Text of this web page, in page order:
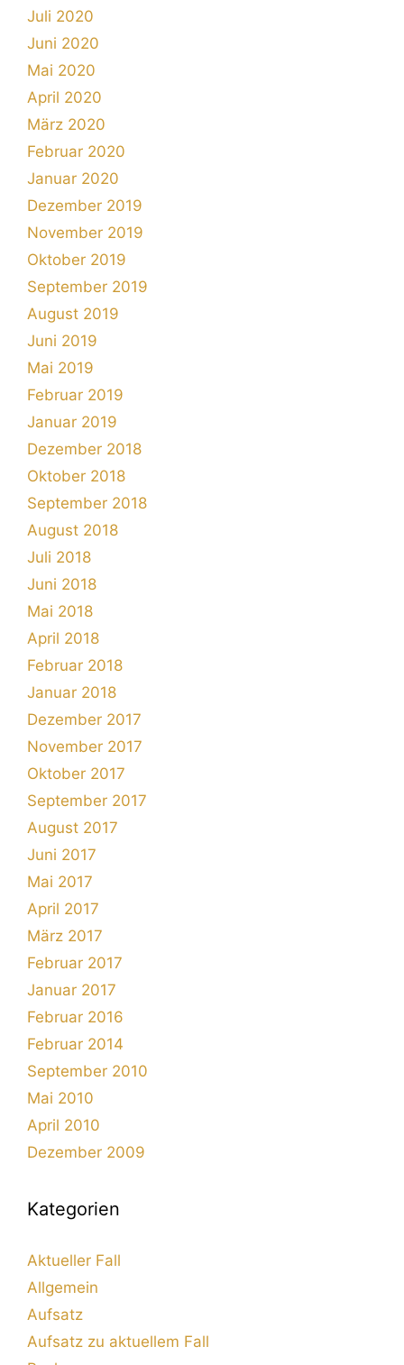
Juli 2020
Juni 2020
Mai 2020
April 2020
März 2020
Februar 2020
Januar 2020
Dezember 2019
November 2019
Oktober 2019
September 2019
August 2019
Juni 2019
Mai 2019
Februar 2019
Januar 2019
Dezember 2018
Oktober 2018
September 2018
August 2018
Juli 2018
Juni 2018
Mai 2018
April 2018
Februar 2018
Januar 2018
Dezember 2017
November 2017
Oktober 2017
September 2017
August 2017
Juni 2017
Mai 2017
April 2017
März 2017
Februar 2017
Januar 2017
Februar 2016
Februar 2014
September 2010
Mai 2010
April 2010
Dezember 2009
Kategorien
Aktueller Fall
Allgemein
Aufsatz
Aufsatz zu aktuellem Fall